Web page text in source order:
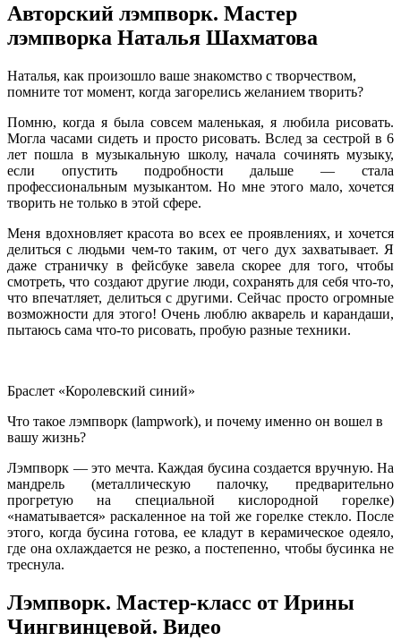
Авторский лэмпворк. Мастер
лэмпворка Наталья Шахматова
Наталья, как произошло ваше знакомство с творчеством,
помните тот момент, когда загорелись желанием творить?
Помню, когда я была совсем маленькая, я любила рисовать.
Могла часами сидеть и просто рисовать. Вслед за сестрой в 6
лет пошла в музыкальную школу, начала сочинять музыку,
если опустить подробности дальше — стала
профессиональным музыкантом. Но мне этого мало, хочется
творить не только в этой сфере.
Меня вдохновляет красота во всех ее проявлениях, и хочется
делиться с людьми чем-то таким, от чего дух захватывает. Я
даже страничку в фейсбуке завела скорее для того, чтобы
смотреть, что создают другие люди, сохранять для себя что-то,
что впечатляет, делиться с другими. Сейчас просто огромные
возможности для этого! Очень люблю акварель и карандаши,
пытаюсь сама что-то рисовать, пробую разные техники.
Браслет «Королевский синий»
Что такое лэмпворк (lampwork), и почему именно он вошел в
вашу жизнь?
Лэмпворк — это мечта. Каждая бусина создается вручную. На
мандрель (металлическую палочку, предварительно
прогретую на специальной кислородной горелке)
«наматывается» раскаленное на той же горелке стекло. После
этого, когда бусина готова, ее кладут в керамическое одеяло,
где она охлаждается не резко, а постепенно, чтобы бусинка не
треснула.
Лэмпворк. Мастер-класс от Ирины
Чингвинцевой. Видео